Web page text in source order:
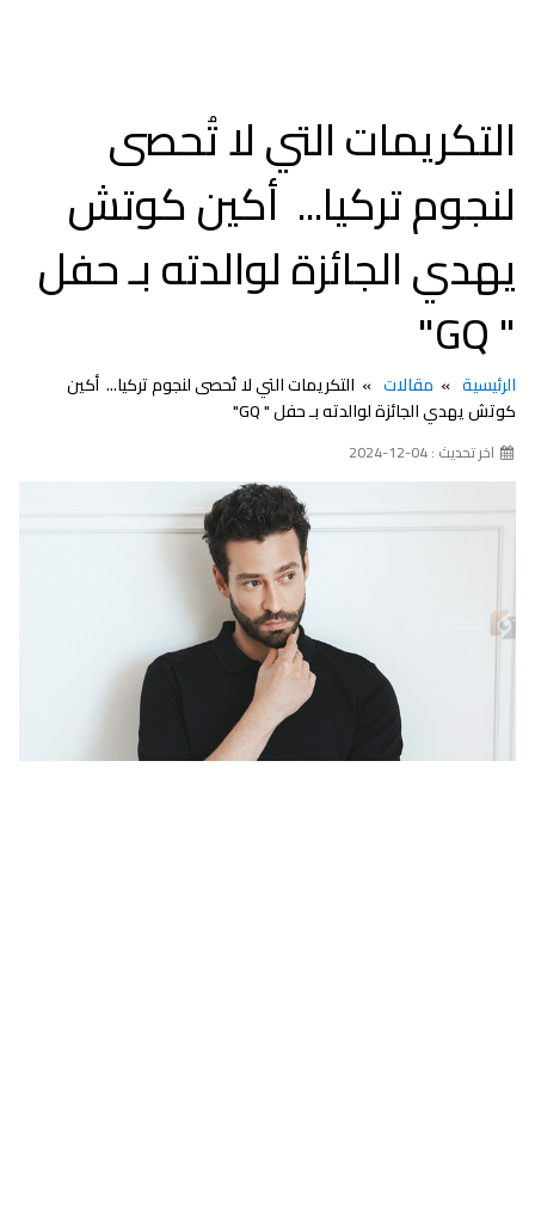
التكريمات التي لا تُحصى
لنجوم تركيا... أكين كوتش
يهدي الجائزة لوالدته بـ حفل
" GQ"
الرئيسية مقالات
التكريمات التي لا تُحصى لنجوم تركيا... أكين
كوتش يهدي الجائزة لوالدته بـ حفل " GQ"
اخر تحديث : 04-12-2024